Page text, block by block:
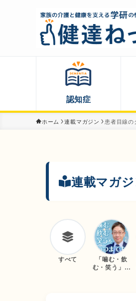
認知症
ホーム 連載マガジン 患者目線の
連載マガ
すべて
「噛む・飲
む・笑う」を